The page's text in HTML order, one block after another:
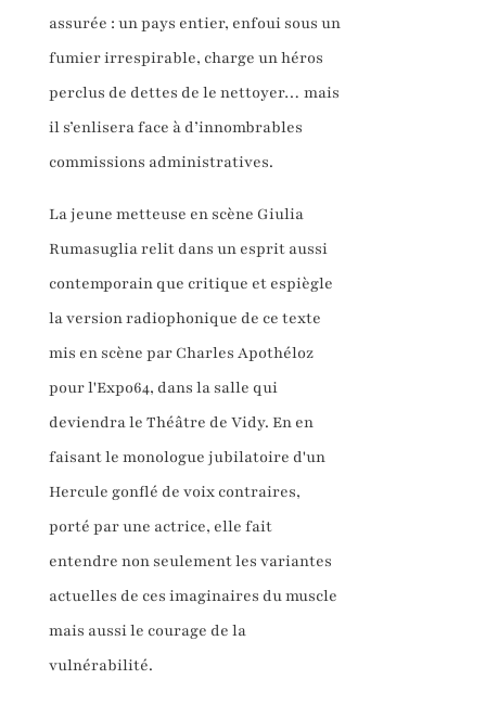
assurée : un pays entier, enfoui sous un
fumier irrespirable, charge un héros
perclus de dettes de le nettoyer… mais
il s’enlisera face à d’innombrables
commissions administratives.
La jeune metteuse en scène Giulia
Rumasuglia relit dans un esprit aussi
contemporain que critique et espiègle
la version radiophonique de ce texte
mis en scène par Charles Apothéloz
pour l'Expo64, dans la salle qui
deviendra le Théâtre de Vidy. En en
faisant le monologue jubilatoire d'un
Hercule gonflé de voix contraires,
porté par une actrice, elle fait
entendre non seulement les variantes
actuelles de ces imaginaires du muscle
mais aussi le courage de la
vulnérabilité.